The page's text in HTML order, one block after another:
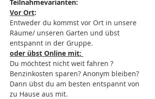
Teilnahmevarianten:
Vor Ort:
Entweder du kommst vor Ort in unsere
Räume/ unseren Garten und übst
entspannt in der Gruppe.
oder übst Online mit:
Du möchtest nicht weit fahren ?
Benzinkosten sparen? Anonym bleiben?
Dann übst du am besten entspannt von
zu Hause aus mit.